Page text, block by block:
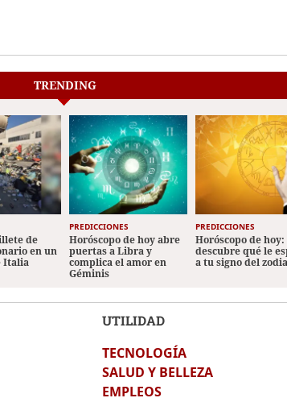
TRENDING
de
en un
Italia
PREDICCIONES
Horóscopo de hoy abre
puertas a Libra y
complica el amor en
Géminis
PREDICCIONES
Horóscopo de hoy:
descubre qué le
a tu signo del
UTILIDAD
TECNOLOGÍA
SALUD Y BELLEZA
EMPLEOS